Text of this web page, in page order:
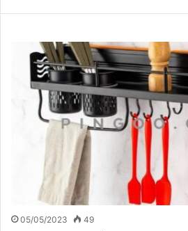
05/05/2023 49